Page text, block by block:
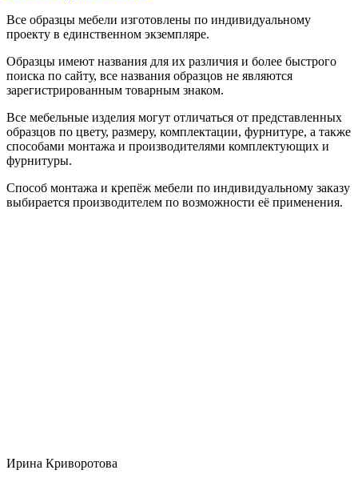
Все образцы мебели изготовлены по индивидуальному
проекту в единственном экземпляре.
Образцы имеют названия для их различия и более быстрого
поиска по сайту, все названия образцов не являются
зарегистрированным товарным знаком.
Все мебельные изделия могут отличаться от представленных
образцов по цвету, размеру, комплектации, фурнитуре, а также
способами монтажа и производителями комплектующих и
фурнитуры.
Способ монтажа и крепёж мебели по индивидуальному заказу
выбирается производителем по возможности её применения.
Ирина Криворотова